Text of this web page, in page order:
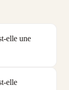
elle une
elle